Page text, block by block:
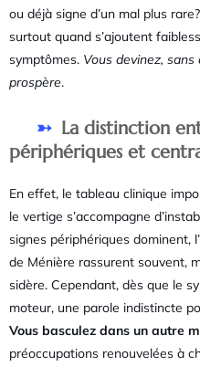
ou déjà signe d’un mal plus
surtout quand s’ajoutent
symptômes. Vous devinez,
prospère.
La distinction
périphériques et
En effet, le tableau clinique
le vertige s’accompagne
signes périphériques dominent,
de Ménière rassurent souvent,
sidère. Cependant, dès que le
moteur, une parole indistincte
Vous basculez dans un autre
préoccupations renouvelées à